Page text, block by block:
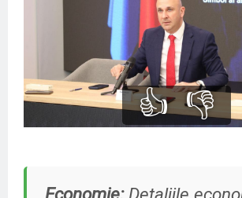
👍 👎